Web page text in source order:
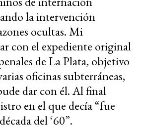
la intervención
ocultas. Mi
con el expediente original
de La Plata, objetivo
oficinas subterráneas,
dar con él. Al final
en el que decía “fue
del ‘60”.